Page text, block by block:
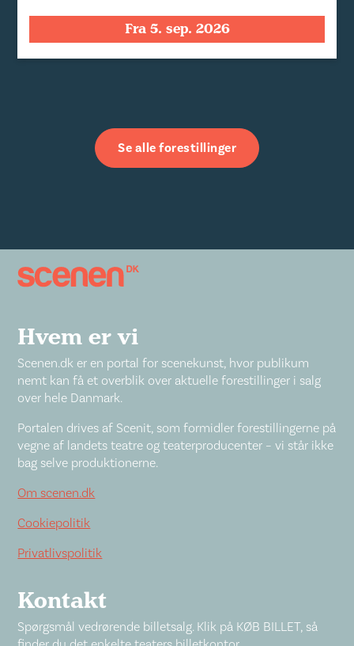
Fra 5. sep. 2026
Se alle forestillinger
Hvem er vi
Scenen.dk er en portal for scenekunst, hvor publikum
nemt kan få et overblik over aktuelle forestillinger i salg
over hele Danmark.
Portalen drives af Scenit, som formidler forestillingerne på
vegne af landets teatre og teaterproducenter – vi står ikke
bag selve produktionerne.
Om scenen.dk
Cookiepolitik
Privatlivspolitik
Kontakt
Spørgsmål vedrørende billetsalg. Klik på KØB BILLET, så